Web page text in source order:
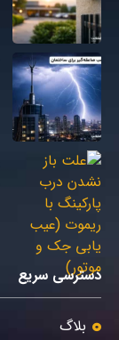
دسترسی سریع
بلاگ